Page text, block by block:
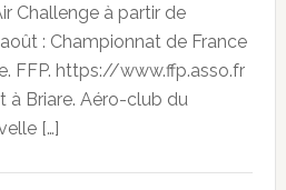
Challenge à partir de
août : Championnat de France
FFP. https://www.ffp.asso.fr
à Briare. Aéro-club du
[…]